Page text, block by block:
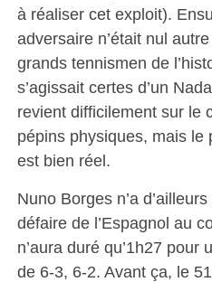
à réaliser cet exploit).
adversaire n’était nul
grands tennismen de
s’agissait certes d’un
revient difficilement sur le
pépins physiques, mais le
est bien réel.
Nuno Borges n’a
défaire de l’Espagnol au
n’aura duré qu’1h27 pour
de 6-3, 6-2. Avant ça, le